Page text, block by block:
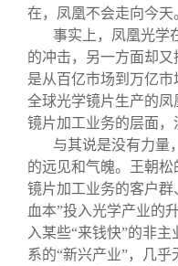
在，凤凰不会走向今天
事实上，凤凰光学
的冲击，另一方面却
是从百亿市场到万亿
全球光学镜片生产的
镜片加工业务的层面，
与其说是没有力量
的远见和气魄。王朝
镜片加工业务的客户
血本”投入光学产业的
入某些“来钱快”的非
系的“新兴产业”，几